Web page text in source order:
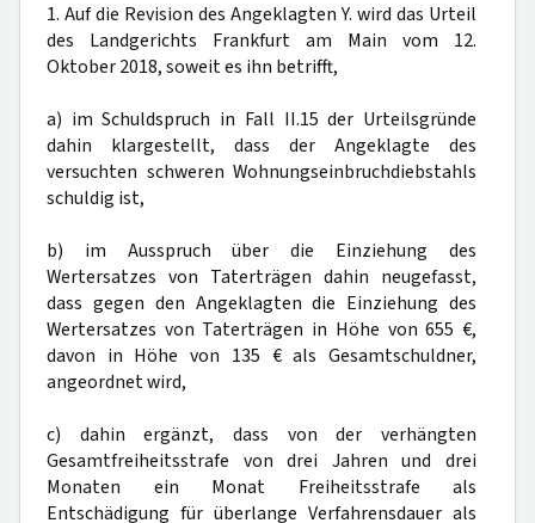
1. Auf die Revision des Angeklagten Y. wird das Urteil
des Landgerichts Frankfurt am Main vom 12.
Oktober 2018, soweit es ihn betrifft,
a) im Schuldspruch in Fall II.15 der Urteilsgründe
dahin klargestellt, dass der Angeklagte des
versuchten schweren Wohnungseinbruchdiebstahls
schuldig ist,
b) im Ausspruch über die Einziehung des
Wertersatzes von Taterträgen dahin neugefasst,
dass gegen den Angeklagten die Einziehung des
Wertersatzes von Taterträgen in Höhe von 655 €,
davon in Höhe von 135 € als Gesamtschuldner,
angeordnet wird,
c) dahin ergänzt, dass von der verhängten
Gesamtfreiheitsstrafe von drei Jahren und drei
Monaten ein Monat Freiheitsstrafe als
Entschädigung für überlange Verfahrensdauer als